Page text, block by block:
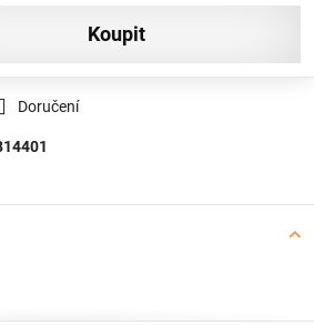
koupit
Doručení